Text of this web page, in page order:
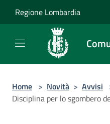
Regione Lombardia
Home > Novità > Avvisi
Disciplina per lo sgombero